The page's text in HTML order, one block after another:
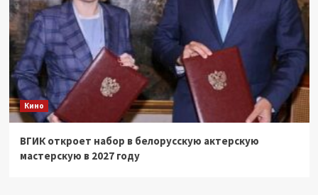
Кино
ВГИК откроет набор в белорусскую актерскую
мастерскую в 2027 году